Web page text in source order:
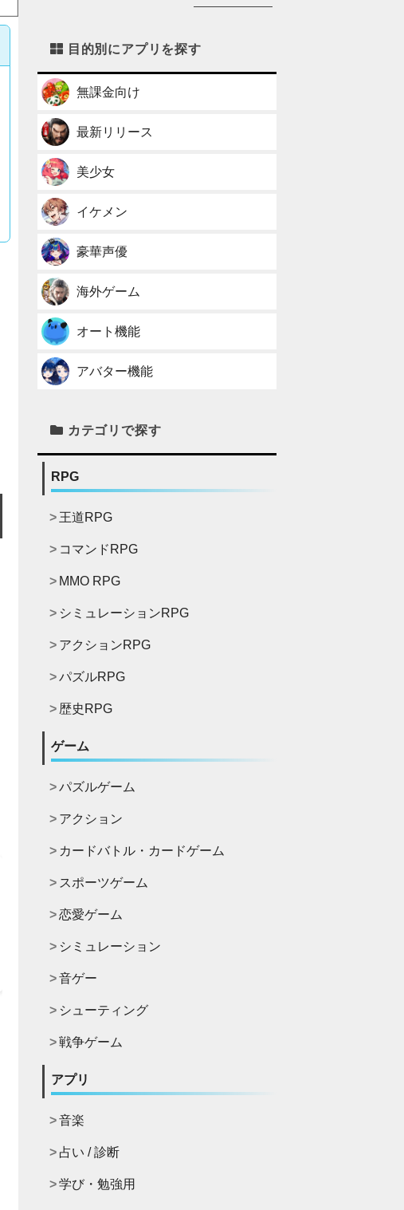
目的別にアプリを探す
無課金向け
最新リリース
美少女
イケメン
豪華声優
海外ゲーム
オート機能
アバター機能
カテゴリで探す
RPG
王道RPG
コマンドRPG
MMO RPG
シミュレーションRPG
アクションRPG
パズルRPG
歴史RPG
ゲーム
パズルゲーム
アクション
カードバトル・カードゲーム
スポーツゲーム
恋愛ゲーム
シミュレーション
音ゲー
シューティング
戦争ゲーム
アプリ
音楽
占い / 診断
学び・勉強用